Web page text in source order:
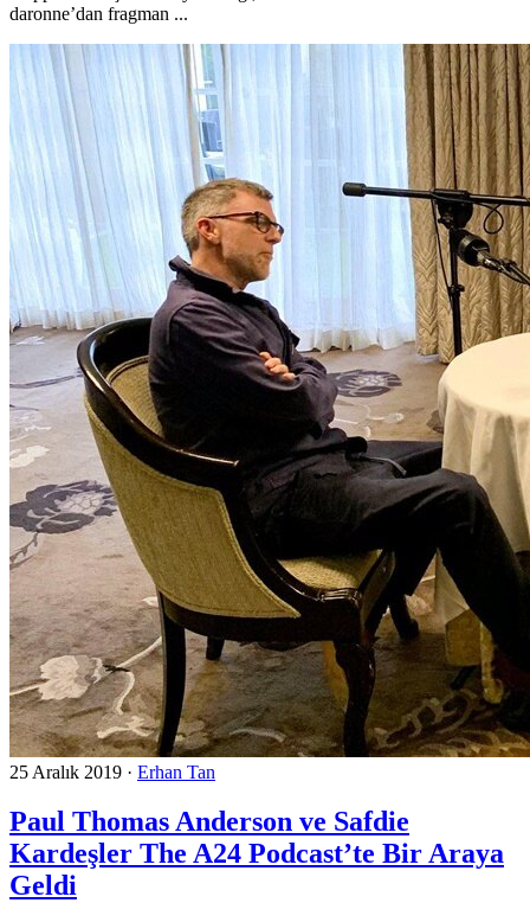
daronne’dan fragman ...
25 Aralık 2019 · Erhan Tan
Paul Thomas Anderson ve Safdie
Kardeşler The A24 Podcast’te Bir Araya
Geldi